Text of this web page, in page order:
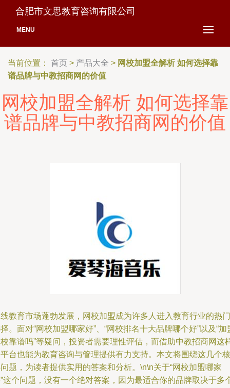
合肥市文思教育咨询有限公司
MENU
当前位置： 首页 > 产品大全 > 网校加盟全解析 如何选择靠
谱品牌与中教招商网的价值
网校加盟全解析 如何选择靠
谱品牌与中教招商网的价值
教育市场蓬勃发展，网校加盟成为许多人进入教育行业的热门
。面对“网校加盟哪家好”、“网校排名十大品牌哪个好”以及“加
靠谱吗”等疑问，投资者需要理性评估，而借助中教招商网这
台也能为教育咨询与管理提供有力支持。本文将围绕这几个核
题，为读者提供实用的答案和分析。\n\n关于“网校加盟哪家
这个问题，没有一个绝对答案，因为最适合你的品牌取决于多